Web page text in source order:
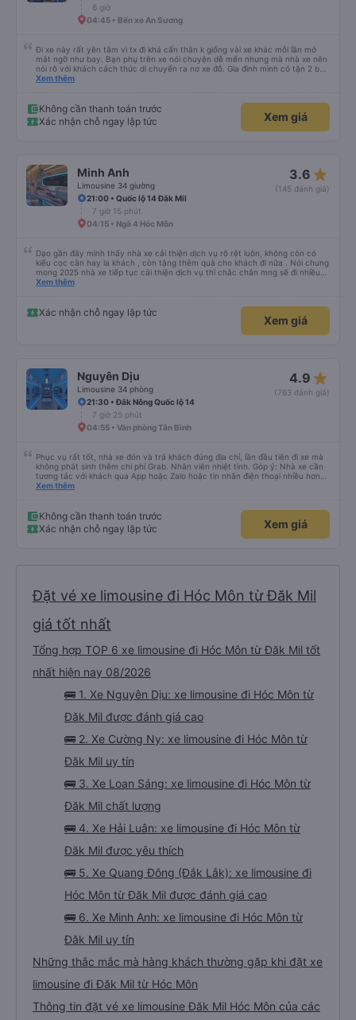
6 giờ
04:45 • Bến xe An Sương
Đi xe này rất yên tâm vì tx đi khá cẩn thân k giống vài xe khác mỗi lần mở
mắt ngỡ như bay. Bạn phụ trên xe nói chuyện dễ mến nhưng mà nhà xe nên
nói rõ với khách cách thức di chuyển ra nơ xe đỗ. Gia đình mình có tận 2 bé
nhỏ tay xách nách mang mà mình bị xoay vòng vòng đi bộ đến khu đỗ xe thì
Xem thêm
Không cần thanh toán trước
Xác nhận chỗ ngay lập tức
Xem giá
Minh Anh
Limousine 34 giường
3.6 star_rate
(145 đánh giá)
21:00 • Quốc lộ 14 Đăk Mil
7 giờ 15 phút
04:15 • Ngã 4 Hóc Môn
Dạo gần đây mình thấy nhà xe cải thiện dịch vụ rõ rệt luôn, không còn có
kiểu cọc cằn hay la khách , còn tặng thêm quà cho khách đi nữa . Nói chung
mong 2025 nhà xe tiếp tục cải thiện dịch vụ thì chắc chắn mng sẽ đi nhiều
hơn .
Xem thêm
Xác nhận chỗ ngay lập tức
Xem giá
Nguyên Dịu
Limousine 34 phòng
4.9 star_rate
(763 đánh giá)
21:30 • Đắk Nông Quốc lộ 14
7 giờ 25 phút
04:55 • Văn phòng Tân Bình
Phục vụ rất tốt, nhà xe đón và trả khách đúng địa chỉ, lần đầu tiên đi xe mà
không phát sinh thêm chi phí Grab. Nhân viên nhiệt tình. Góp ý: Nhà xe cần
tương tác với khách qua App hoặc Zalo hoặc tin nhắn điện thoại nhiều hơn
nữa để hành khách yên tâm đặc biệt là khách đặt vé qua App. Chân thành
Xem thêm
Không cần thanh toán trước
Xác nhận chỗ ngay lập tức
Xem giá
Đặt vé xe limousine đi Hóc Môn từ Đăk Mil
giá tốt nhất
Tổng hợp TOP 6 xe limousine đi Hóc Môn từ Đăk Mil tốt
nhất hiện nay 08/2026
🚌 1. Xe Nguyên Dịu: xe limousine đi Hóc Môn từ
Đăk Mil được đánh giá cao
🚌 2. Xe Cường Ny: xe limousine đi Hóc Môn từ
Đăk Mil uy tín
🚌 3. Xe Loan Sáng: xe limousine đi Hóc Môn từ
Đăk Mil chất lượng
🚌 4. Xe Hải Luân: xe limousine đi Hóc Môn từ
Đăk Mil được yêu thích
🚌 5. Xe Quang Đông (Đắk Lắk): xe limousine đi
Hóc Môn từ Đăk Mil được đánh giá cao
🚌 6. Xe Minh Anh: xe limousine đi Hóc Môn từ
Đăk Mil uy tín
Những thắc mắc mà hàng khách thường gặp khi đặt xe
limousine đi Đăk Mil từ Hóc Môn
Thông tin đặt vé xe limousine Đăk Mil Hóc Môn của các